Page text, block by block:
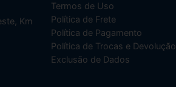
Km
Termos de Uso
Política de Frete
Política de Pagamento
Política de Trocas e Devolução
Exclusão de Dados